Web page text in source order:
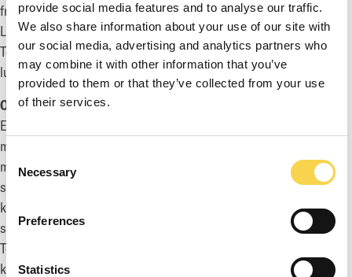
provide social media features and to analyse our traffic.
We also share information about your use of our site with
our social media, advertising and analytics partners who
may combine it with other information that you’ve
provided to them or that they’ve collected from your use
of their services.
Selection
Necessary
Preferences
Statistics
fredrik.ruden@enadglobal7.com
Ludvig Andersson, Head of Investor Relations & Sustainability
Tel: +46 730 587 608
ludvig.andersson@enadglobal7.com
OM EG7
EG7 är en koncern inom spelindustrin som utvecklar,
marknadsför, förlägger och distribuerar PC-, konsol- och
mobilspel till den globala spelmarknaden. Bolaget har 470+
spelutvecklare och utvecklar sina egna originella IP:n, samt är
konsulter till andra företag världen över genom sina
spelutvecklingsdivisioner Daybreak Games, Piranha Games,
Toadman Studios och Big Blue Bubble. Dessutom har
koncernens marknadsavdelning Petrol bidragit till att släppa 2